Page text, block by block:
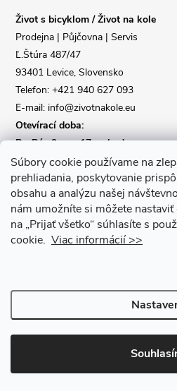
Súbory cookie používame na
prehliadania, poskytovanie
obsahu a analýzu našej
nám umožníte si môžete nastaviť
na „Prijať všetko“ súhlasíte s
cookie. Viac informácií >>
Život s bicyklom / Život na kole
Prodejna | Půjčovna | Servis
Ľ.Štúra 487/47
93401 Levice, Slovensko
Telefon: +421 940 627 093
E-mail: info@zivotnakole.eu
Otevírací doba:
Po-Pá : 9,oo - 17,oo hod
So : 9,oo - 12,oo | Ne : Zavřeno
Kontaktní formulář
Copyright 2026Život na kole.
nastavení